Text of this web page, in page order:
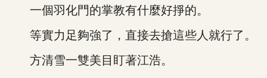
一個羽化門的掌教有什麼好掙的。
等實力足夠強了，直接去搶這些人就行了。
方清雪一雙美目盯著江浩。